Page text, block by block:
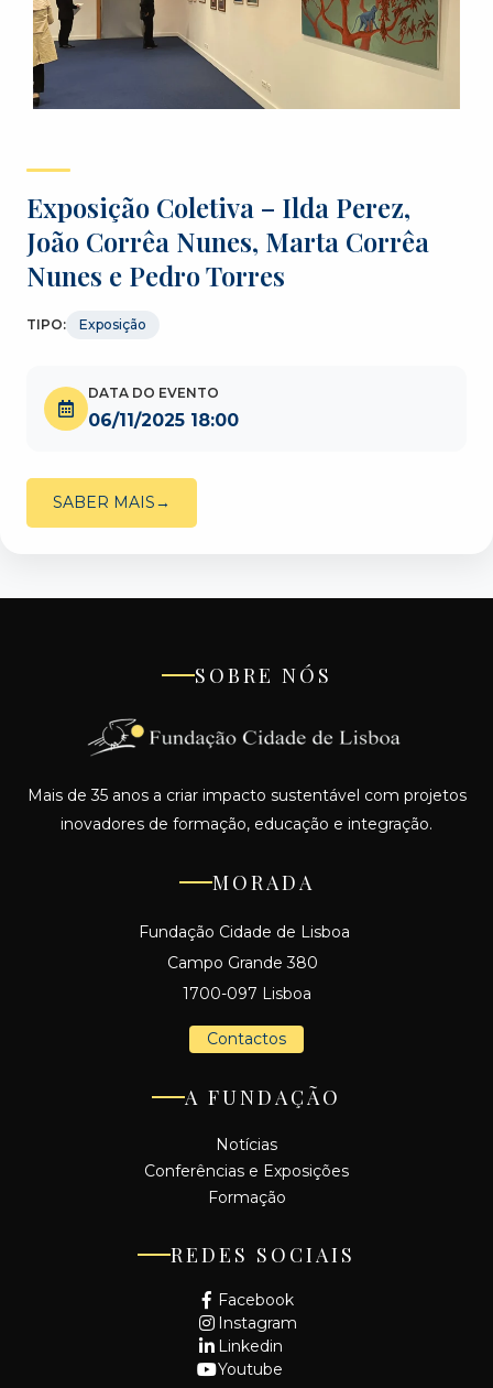
Exposição Coletiva – Ilda Perez,
João Corrêa Nunes, Marta Corrêa
Nunes e Pedro Torres
TIPO: Exposição
DATA DO EVENTO
06/11/2025 18:00
SABER MAIS
SOBRE NÓS
Mais de 35 anos a criar impacto sustentável com projetos
inovadores de formação, educação e integração.
MORADA
Fundação Cidade de Lisboa
Campo Grande 380
1700-097 Lisboa
Contactos
A FUNDAÇÃO
Notícias
Conferências e Exposições
Formação
REDES SOCIAIS
Facebook
Instagram
Linkedin
Youtube